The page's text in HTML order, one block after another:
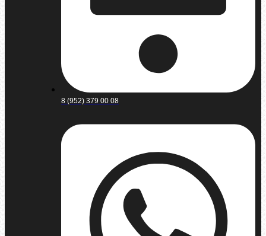
8 (952) 379 00 08